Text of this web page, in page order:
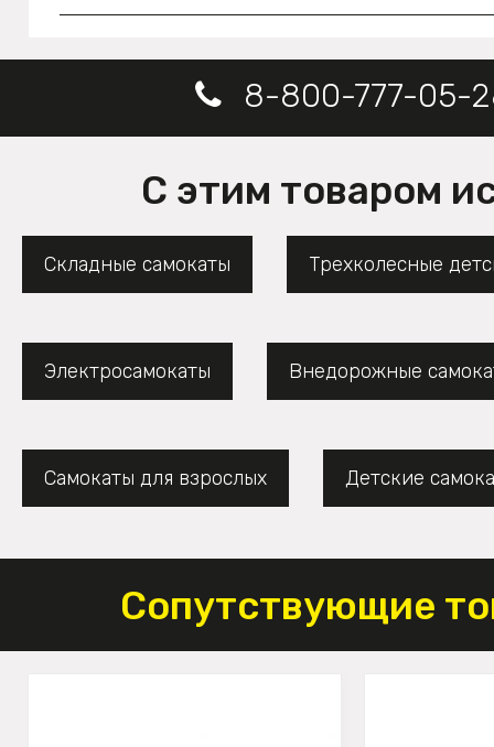
8-800-777-05-
С этим товаром
Складные самокаты Трехколесные
Электросамокаты Внедорожные
Самокаты для взрослых Детские
Сопутствующие